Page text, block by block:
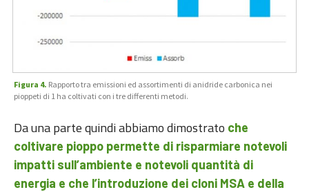
Figura 4. Rapporto tra emissioni ed assortimenti di anidride carbonica nei
pioppeti di 1 ha coltivati con i tre differenti metodi.
Da una parte quindi abbiamo dimostrato che
coltivare pioppo permette di risparmiare notevoli
impatti sull’ambiente e notevoli quantità di
energia e che l’introduzione dei cloni MSA e della